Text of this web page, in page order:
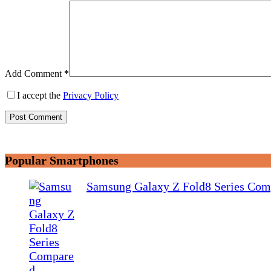
Add Comment *
I accept the Privacy Policy
Post Comment
Popular Smartphones
Samsung Galaxy Z Fold8 Series